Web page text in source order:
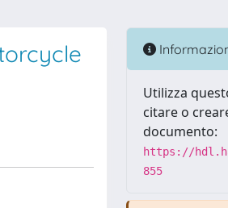
Utilizza
citare o
documento:
https://
855